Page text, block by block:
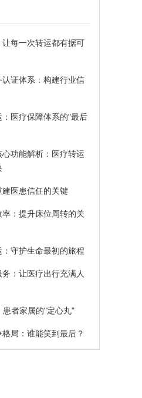
每一次转运都有据可
证体系：构建行业信
医疗保障体系的"最后
功能解析：医疗转运
医患信任的关键
率：提升床位周转的关
守护生命最初的旅程
：让医疗出行充满人
患者家属的"定心丸"
局：谁能笑到最后？